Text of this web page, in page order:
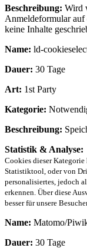
Beschreibung: Wird
Anmeldeformular auf
keine Inhalte
Name: ld-
Dauer: 30 Tage
Art: 1st Party
Kategorie:
Beschreibung:
Statistik & Analyse:
Cookies dieser Kategorie
Statistiktool, oder von
personalisiertes, jedoch
erkennen. Über diese
besser für unsere
Name: Matomo/
Dauer: 30 Tage